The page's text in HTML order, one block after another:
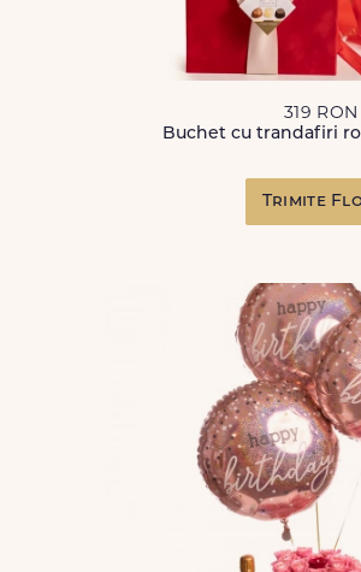
319 RON
Buchet cu trandafiri
Trimite